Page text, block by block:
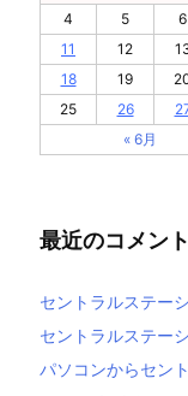
4
5 6
11
12
18
19
25
26
« 6月
最近のコメント
セントラルステー
セントラルステー
パソコンからセン